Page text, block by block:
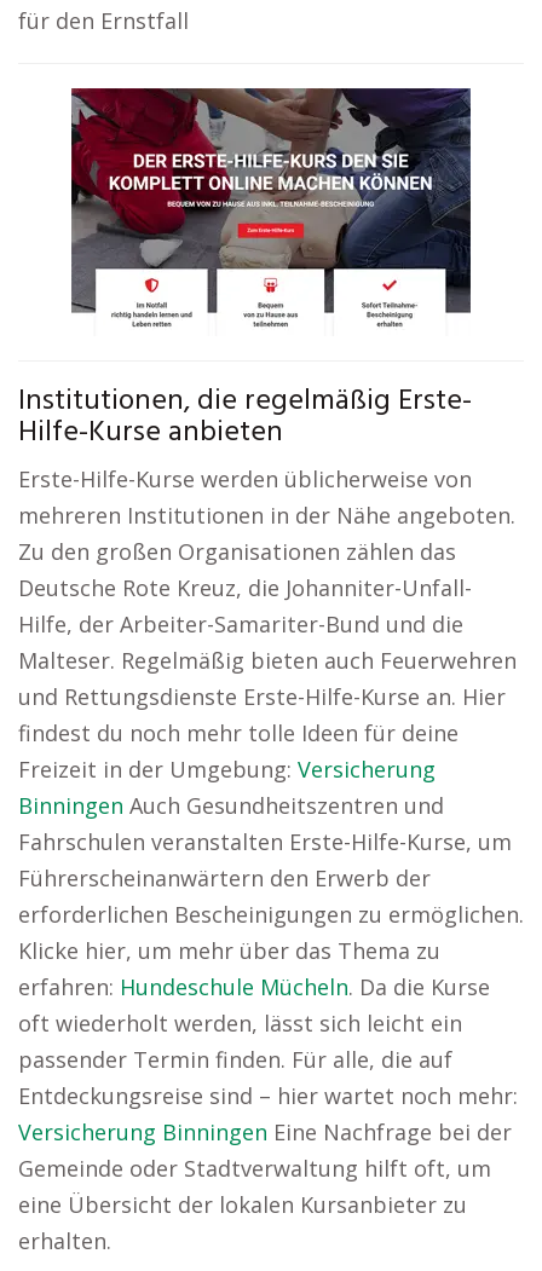
für den Ernstfall
Institutionen, die regelmäßig Erste-
Hilfe-Kurse anbieten
Erste-Hilfe-Kurse werden üblicherweise von
mehreren Institutionen in der Nähe angeboten.
Zu den großen Organisationen zählen das
Deutsche Rote Kreuz, die Johanniter-Unfall-
Hilfe, der Arbeiter-Samariter-Bund und die
Malteser. Regelmäßig bieten auch Feuerwehren
und Rettungsdienste Erste-Hilfe-Kurse an. Hier
findest du noch mehr tolle Ideen für deine
Freizeit in der Umgebung: Versicherung
Binningen Auch Gesundheitszentren und
Fahrschulen veranstalten Erste-Hilfe-Kurse, um
Führerscheinanwärtern den Erwerb der
erforderlichen Bescheinigungen zu ermöglichen.
Klicke hier, um mehr über das Thema zu
erfahren: Hundeschule Mücheln. Da die Kurse
oft wiederholt werden, lässt sich leicht ein
passender Termin finden. Für alle, die auf
Entdeckungsreise sind – hier wartet noch mehr:
Versicherung Binningen Eine Nachfrage bei der
Gemeinde oder Stadtverwaltung hilft oft, um
eine Übersicht der lokalen Kursanbieter zu
erhalten.